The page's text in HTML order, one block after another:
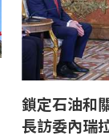
鎖定石油和
長訪委內瑞